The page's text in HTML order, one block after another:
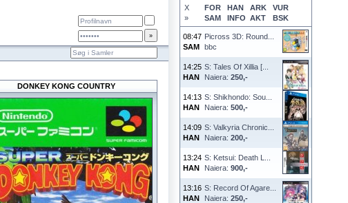
X FOR HAN ARK
VUR
»
SAM INFO AKT BSK
08:47
SAM
Picross 3D: Round...
bbc
14:25
HAN
S: Tales Of Xillia [...
Naiera: 250,-
14:13
HAN
S: Shikhondo: Sou...
Naiera: 500,-
14:09
HAN
S: Valkyria Chronic...
Naiera: 200,-
13:24
HAN
S: Ketsui: Death L...
Naiera: 900,-
13:16
HAN
S: Record Of Agare...
Naiera: 250,-
DONKEY KONG COUNTRY